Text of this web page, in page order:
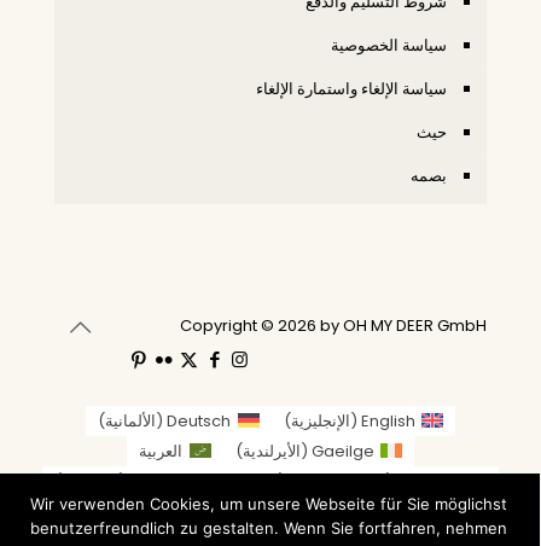
سياسة الخصوصية
سياسة الإلغاء واستمارة الإلغاء
حيث
بصمه
Copyright © 2026 by OH MY DEER GmbH
English
(الإنجليزية)
Deutsch
(الألمانية)
Gaeilge
(الأيرلندية)
العربية
繁體中文
(الصينية التقليدية)
Nederlands
(الهولندية)
Suomi
(الفنلندية )
Français
(الفرنسية)
Wir verwenden Cookies, um unsere Webseite für Sie möglichst
benutzerfreundlich zu gestalten. Wenn Sie fortfahren, nehmen